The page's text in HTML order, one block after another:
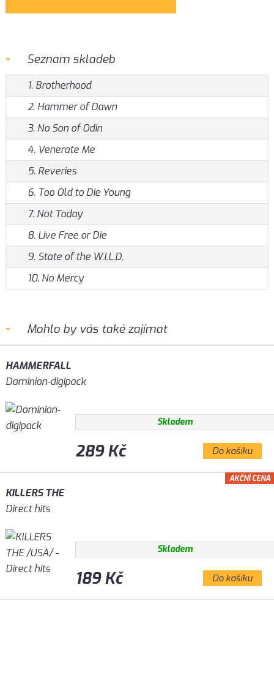
Seznam skladeb
1. Brotherhood
2. Hammer of Dawn
3. No Son of Odin
4. Venerate Me
5. Reveries
6. Too Old to Die Young
7. Not Today
8. Live Free or Die
9. State of the W.I.L.D.
10. No Mercy
Mohlo by vás také zajímat
HAMMERFALL
Dominion-digipack
Skladem
289 Kč Do košíku
KILLERS THE
Direct hits
Skladem
189 Kč Do košíku
AKČNÍ CENA